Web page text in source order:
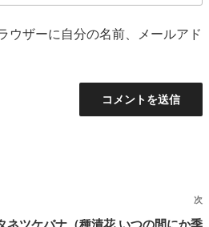
ウザーに自分の名前、メールアド
次
の
次